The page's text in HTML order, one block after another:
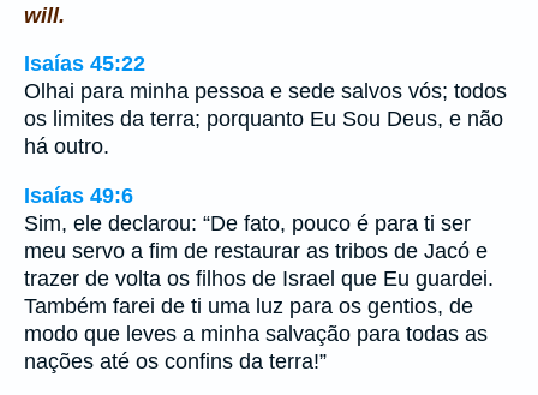
will.
Isaías 45:22
Olhai para minha pessoa e sede salvos vós; todos
os limites da terra; porquanto Eu Sou Deus, e não
há outro.
Isaías 49:6
Sim, ele declarou: “De fato, pouco é para ti ser
meu servo a fim de restaurar as tribos de Jacó e
trazer de volta os filhos de Israel que Eu guardei.
Também farei de ti uma luz para os gentios, de
modo que leves a minha salvação para todas as
nações até os confins da terra!”